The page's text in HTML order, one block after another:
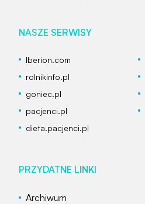
NASZE SERWISY
Iberion.com
rolnikinfo.pl
goniec.pl
pacjenci.pl
dieta.pacjenci.pl
PRZYDATNE LINKI
Archiwum